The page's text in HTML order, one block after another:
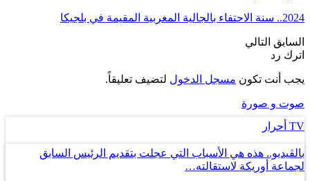
2024.. سنة الاحتفاء بالجالية المغربية المقيمة في بلجيكا
السابق التالي
اترك رد
يجب أنت تكون مسجل الدخول لتضيف تعليقاً.
صوت و صورة
TV أحرار
بالڤيديو.. هذه هي الأسباب التي عجلت بتقديم الرئيس السابق
لجماعة أوريكة لاستقالته…